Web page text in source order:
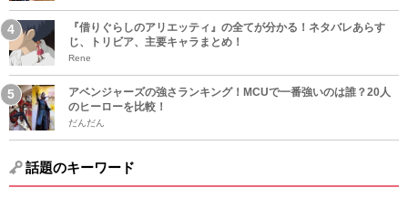
『借りぐらしのアリエッティ』の全てが分かる！ネタバレあらす
じ、トリビア、主要キャラまとめ！
Rene
アベンジャーズの強さランキング！MCUで一番強いのは誰？20人
のヒーローを比較！
だんだん
話題のキーワード